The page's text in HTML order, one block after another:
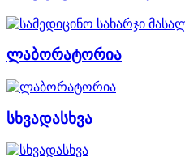
ლაბორატორია
სხვადასხვა